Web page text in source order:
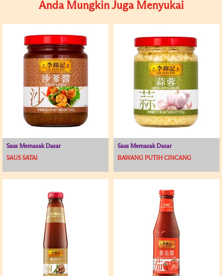
Anda Mungkin Juga Menyukai
Saus Memasak Dasar
SAUS SATAI
Saus Memasak Dasar
BAWANG PUTIH CINCANG